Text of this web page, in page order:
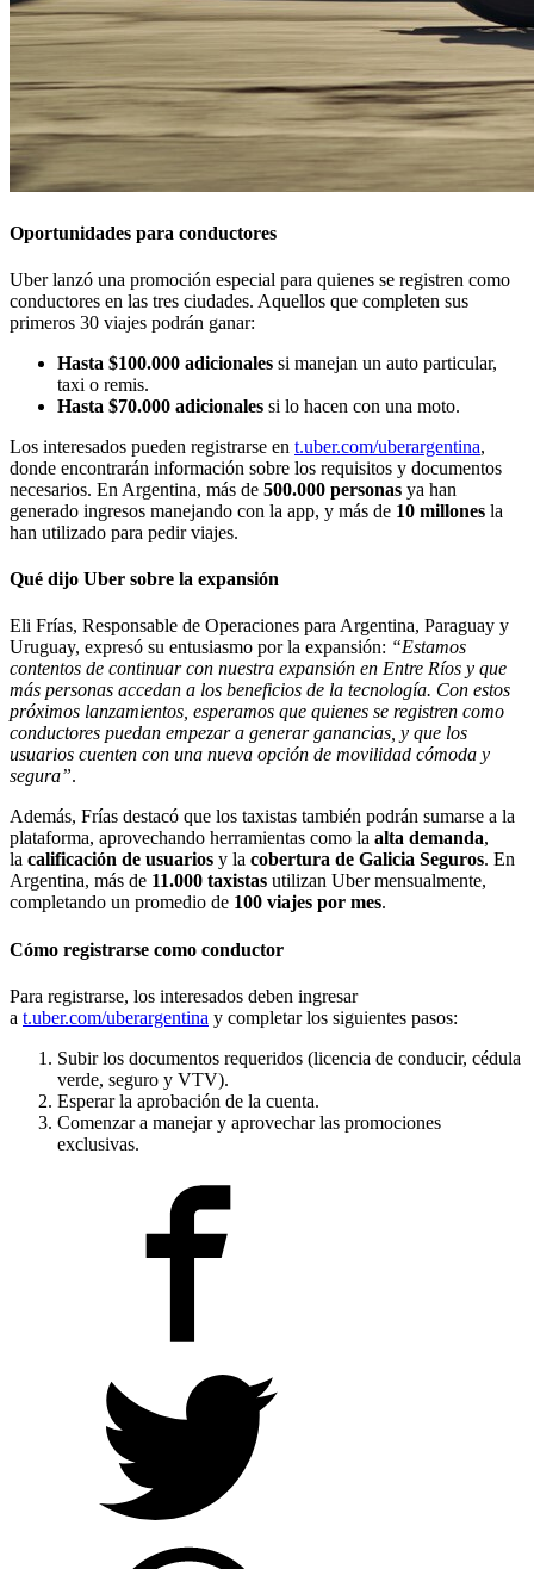
Oportunidades para conductores
Uber lanzó una promoción especial para quienes se registren como
conductores en las tres ciudades. Aquellos que completen sus
primeros 30 viajes podrán ganar:
Hasta $100.000 adicionales si manejan un auto particular,
taxi o remis.
Hasta $70.000 adicionales si lo hacen con una moto.
Los interesados pueden registrarse en t.uber.com/uberargentina,
donde encontrarán información sobre los requisitos y documentos
necesarios. En Argentina, más de 500.000 personas ya han
generado ingresos manejando con la app, y más de 10 millones la
han utilizado para pedir viajes.
Qué dijo Uber sobre la expansión
Eli Frías, Responsable de Operaciones para Argentina, Paraguay y
Uruguay, expresó su entusiasmo por la expansión: “Estamos
contentos de continuar con nuestra expansión en Entre Ríos y que
más personas accedan a los beneficios de la tecnología. Con estos
próximos lanzamientos, esperamos que quienes se registren como
conductores puedan empezar a generar ganancias, y que los
usuarios cuenten con una nueva opción de movilidad cómoda y
segura”.
Además, Frías destacó que los taxistas también podrán sumarse a la
plataforma, aprovechando herramientas como la alta demanda,
la calificación de usuarios y la cobertura de Galicia Seguros. En
Argentina, más de 11.000 taxistas utilizan Uber mensualmente,
completando un promedio de 100 viajes por mes.
Cómo registrarse como conductor
Para registrarse, los interesados deben ingresar
a t.uber.com/uberargentina y completar los siguientes pasos:
Subir los documentos requeridos (licencia de conducir, cédula
verde, seguro y VTV).
Esperar la aprobación de la cuenta.
Comenzar a manejar y aprovechar las promociones
exclusivas.